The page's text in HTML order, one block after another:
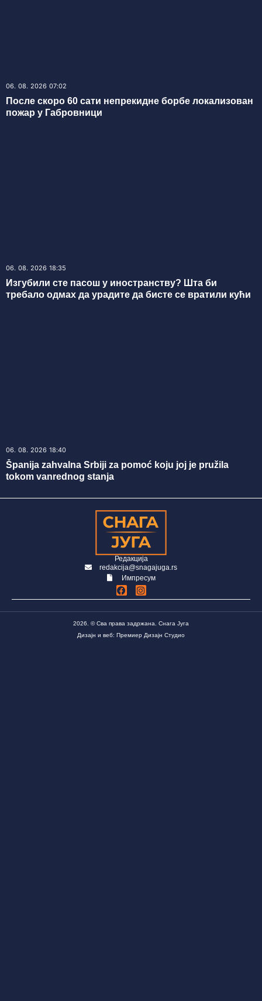
06. 08. 2026 07:02
После скоро 60 сати непрекидне борбе локализован
пожар у Габровници
06. 08. 2026 18:35
Изгубили сте пасош у иностранству? Шта би
требало одмах да урадите да бисте се вратили кући
06. 08. 2026 18:40
Španija zahvalna Srbiji za pomoć koju joj je pružila
tokom vanrednog stanja
Редакција
redakcija@snagajuga.rs
Импресум
2026. © Сва права задржана. Снага Југа
Дизајн и веб: Премиер Дизајн Студио